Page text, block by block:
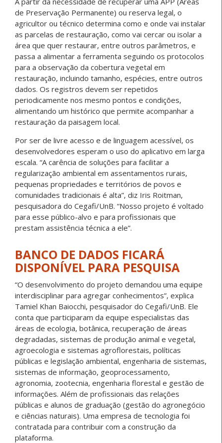
de Preservação Permanente) ou reserva legal, o
agricultor ou técnico determina como e onde vai instalar
as parcelas de restauração, como vai cercar ou isolar a
área que quer restaurar, entre outros parâmetros, e
passa a alimentar a ferramenta seguindo os protocolos
para a observação da cobertura vegetal em
restauração, incluindo tamanho, espécies, entre outros
dados. Os registros devem ser repetidos
periodicamente nos mesmo pontos e condições,
alimentando um histórico que permite acompanhar a
restauração da paisagem local.
Por ser de livre acesso e de linguagem acessível, os
desenvolvedores esperam o uso do aplicativo em larga
escala. “A carência de soluções para facilitar a
regularização ambiental em assentamentos rurais,
pequenas propriedades e territórios de povos e
comunidades tradicionais é alta”, diz Iris Roitman,
pesquisadora do Cegafi/UnB. “Nosso projeto é voltado
para esse público-alvo e para profissionais que
prestam assistência técnica a ele”.
BANCO DE DADOS FICARÁ
DISPONÍVEL PARA PESQUISA
“O desenvolvimento do projeto demandou uma equipe
interdisciplinar para agregar conhecimentos”, explica
Tamiel Khan Baiocchi, pesquisador do Cegafi/UnB. Ele
conta que participaram da equipe especialistas das
áreas de ecologia, botânica, recuperação de áreas
degradadas, sistemas de produção animal e vegetal,
agroecologia e sistemas agroflorestais, políticas
públicas e legislação ambiental, engenharia de sistemas,
sistemas de informação, geoprocessamento,
agronomia, zootecnia, engenharia florestal e gestão de
informações. Além de profissionais das relações
públicas e alunos de graduação (gestão do agronegócio
e ciências naturais). Uma empresa de tecnologia foi
contratada para contribuir com a construção da
plataforma.